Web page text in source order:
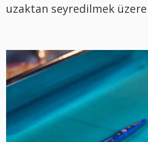
uzaktan seyredilmek